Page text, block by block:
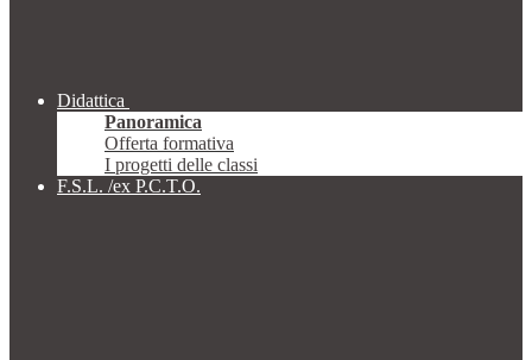
Didattica
Panoramica
Offerta formativa
I progetti delle classi
F.S.L. /ex P.C.T.O.